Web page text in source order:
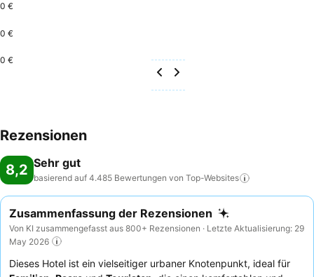
0 €
0 €
0 €
Rezensionen
8,2 Sehr gut
basierend auf 4.485 Bewertungen von Top-Websites
Zusammenfassung der Rezensionen
Von KI zusammengefasst aus 800+ Rezensionen · Letzte Aktualisierung: 29
May 2026
Dieses Hotel ist ein vielseitiger urbaner Knotenpunkt, ideal für